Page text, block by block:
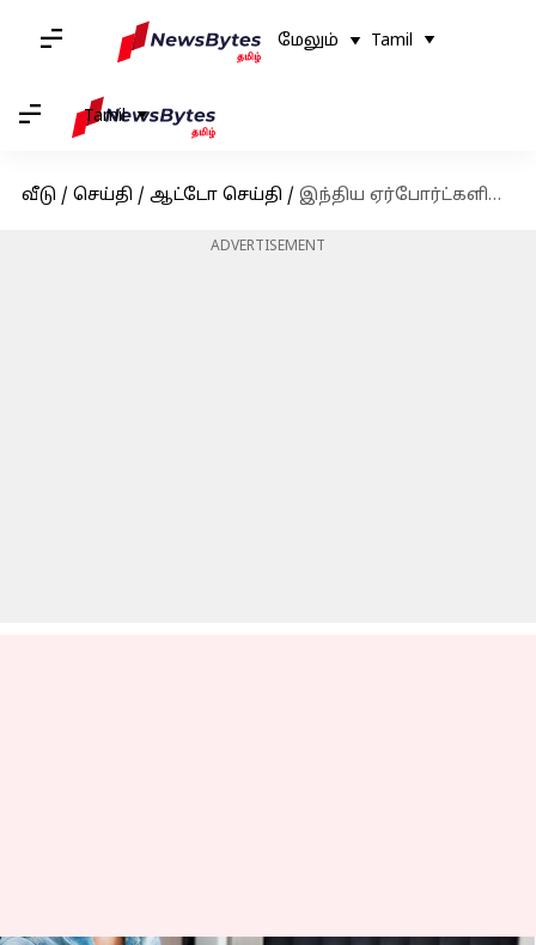
மேலும் Tamil
Tamil
வீடு / செய்தி / ஆட்டோ செய்தி / இந்திய ஏர்போர்ட்களில், பாதுகாப்பு சோதனைக்கு வரப் போகிறது புதிய ஸ்கேனர்கள்
ADVERTISEMENT